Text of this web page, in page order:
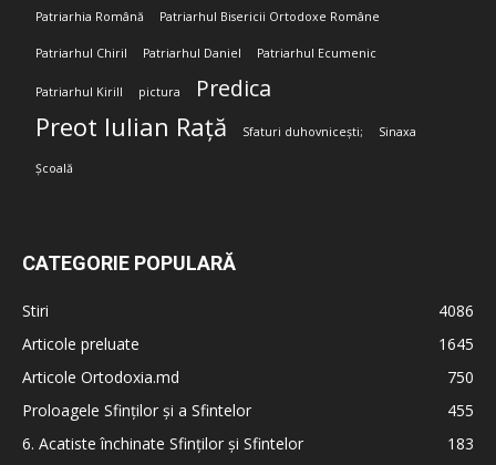
Patriarhia Română Patriarhul Bisericii Ortodoxe Române
Patriarhul Chiril Patriarhul Daniel Patriarhul Ecumenic
Patriarhul Kirill pictura Predica
Preot Iulian Rață Sfaturi duhovnicești; Sinaxa
Școală
CATEGORIE POPULARĂ
Stiri
4086
Articole preluate
1645
Articole Ortodoxia.md
750
Proloagele Sfinților și a Sfintelor
455
6. Acatiste închinate Sfinților și Sfintelor
183